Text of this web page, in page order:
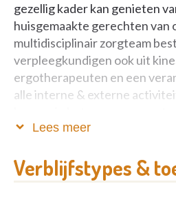
gezellig kader kan genieten
huisgemaakte gerechten van
multidisciplinair zorgteam
verpleegkundigen ook uit
ergotherapeuten en een
alle interne & externe
bewoners van alle comfort.
Naast het woonzorgcentrum
assistentiewoningen. In
Lees meer
Verblijfstypes &